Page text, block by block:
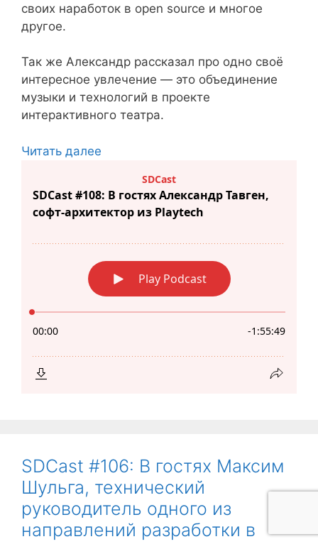
своих наработок в open source и многое
другое.
Так же Александр рассказал про одно своё
интересное увлечение — это объединение
музыки и технологий в проекте
интерактивного театра.
Читать далее
SDCast #106: В гостях Максим
Шульга, технический
руководитель одного из
направлений разработки в